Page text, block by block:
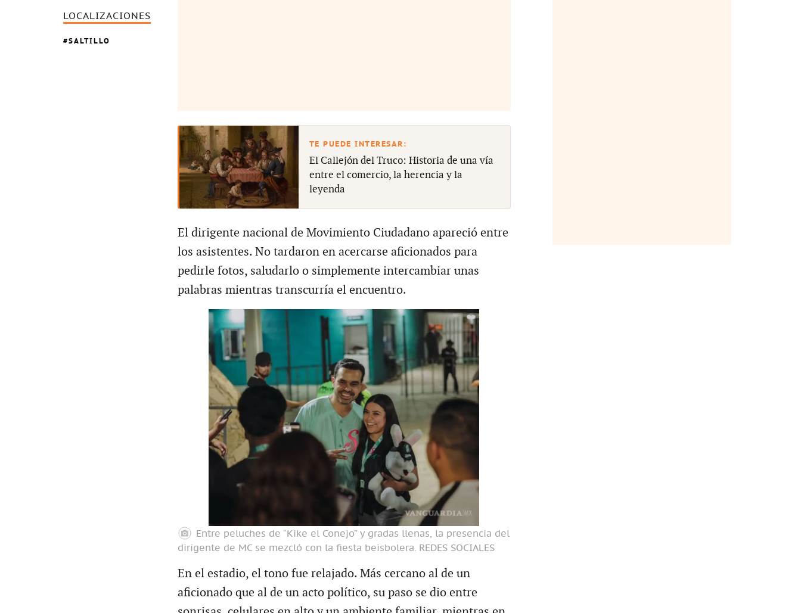
LOCALIZACIONES
SALTILLO
El Callejón del Truco: Historia de una vía
entre el comercio, la herencia y la
leyenda
El dirigente nacional de Movimiento Ciudadano apareció entre
los asistentes. No tardaron en acercarse aficionados para
pedirle fotos, saludarlo o simplemente intercambiar unas
palabras mientras transcurría el encuentro.
Entre peluches de “Kike el Conejo” y gradas llenas, la presencia del
dirigente de MC se mezcló con la fiesta beisbolera. REDES SOCIALES
En el estadio, el tono fue relajado. Más cercano al de un
aficionado que al de un acto político, su paso se dio entre